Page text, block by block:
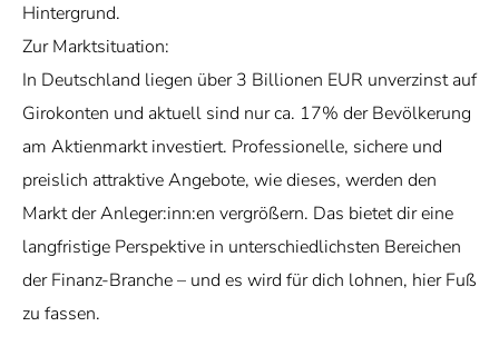
Hintergrund.
Zur Marktsituation:
In Deutschland liegen über 3 Billionen EUR unverzinst auf
Girokonten und aktuell sind nur ca. 17% der Bevölkerung
am Aktienmarkt investiert. Professionelle, sichere und
preislich attraktive Angebote, wie dieses, werden den
Markt der Anleger:inn:en vergrößern. Das bietet dir eine
langfristige Perspektive in unterschiedlichsten Bereichen
der Finanz-Branche – und es wird für dich lohnen, hier Fuß
zu fassen.